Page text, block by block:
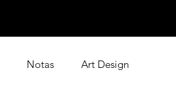
Notas Art Design